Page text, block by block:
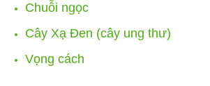
Chuỗi ngọc
Cây Xạ Đen (cây ung thư)
Vọng cách